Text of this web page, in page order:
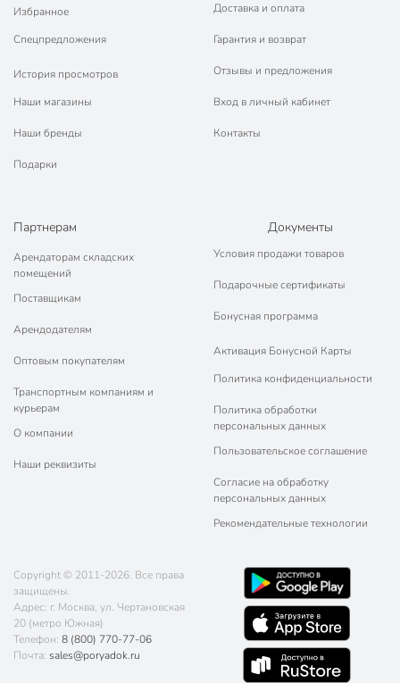
Избранное
Спецпредложения
История просмотров
Наши магазины
Наши бренды
Подарки
Доставка и оплата
Гарантия и возврат
Отзывы и предложения
Вход в личный кабинет
Контакты
Партнерам
Арендаторам складских
помещений
Поставщикам
Арендодателям
Оптовым покупателям
Транспортным компаниям и
курьерам
О компании
Наши реквизиты
Документы
Условия продажи товаров
Подарочные сертификаты
Бонусная программа
Активация Бонусной Карты
Политика конфиденциальности
Политика обработки
персональных данных
Пользовательское соглашение
Согласие на обработку
персональных данных
Рекомендательные технологии
Copyright © 2011-2026. Все права
защищены.
Адрес: г. Москва, ул. Чертановская
20 (метро Южная)
Телефон: 8 (800) 770-77-06
Почта: sales@poryadok.ru